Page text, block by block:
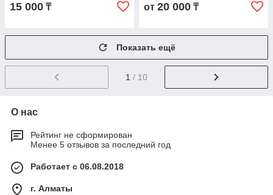
15 000 ₸ от 20 000 ₸
Показать ещё
1 / 10
О нас
Рейтинг не сформирован
Менее 5 отзывов за последний год
Работает с 06.08.2018
г. Алматы